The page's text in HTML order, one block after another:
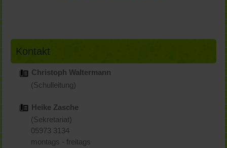
Kontakt
Christoph Waltermann
(Schulleitung)
Heike Zasche
(Sekretariat)
05973 3134
montags - freitags